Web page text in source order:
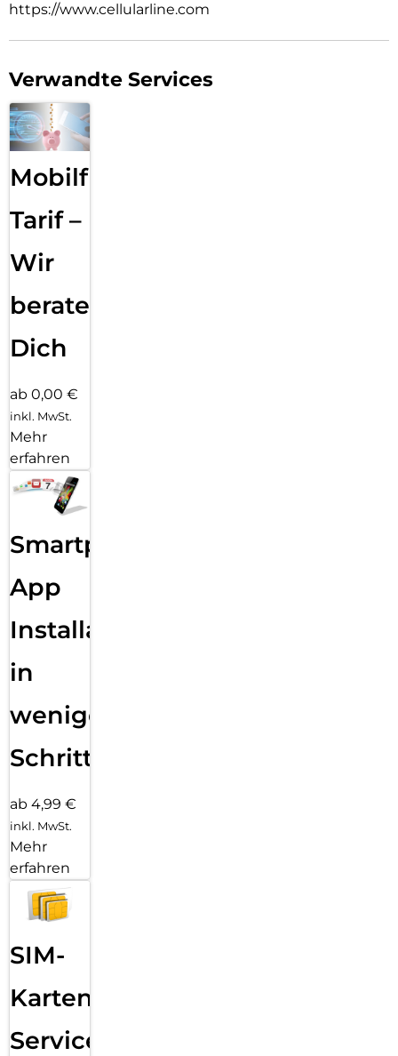
https://www.cellularline.com
Verwandte Services
Mobilfunk
Tarif –
Wir
beraten
Dich
ab 0,00 €
inkl. MwSt.
Mehr
erfahren
Smartphone
App
Installation
in
wenigen
Schritten
ab 4,99 €
inkl. MwSt.
Mehr
erfahren
SIM-
Karten
Service: